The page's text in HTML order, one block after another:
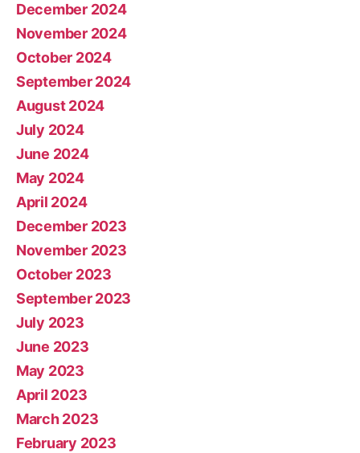
December 2024
November 2024
October 2024
September 2024
August 2024
July 2024
June 2024
May 2024
April 2024
December 2023
November 2023
October 2023
September 2023
July 2023
June 2023
May 2023
April 2023
March 2023
February 2023